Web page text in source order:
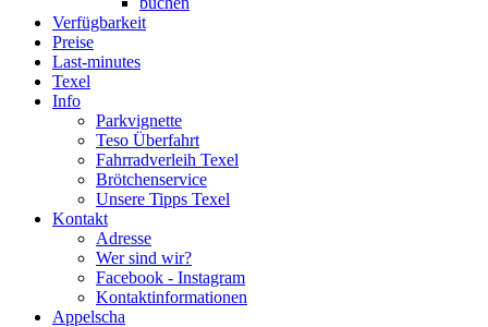
Verfügbarkeit
Preise
Last-minutes
Texel
Info
Parkvignette
Teso Überfahrt
Fahrradverleih Texel
Brötchenservice
Unsere Tipps Texel
Kontakt
Adresse
Wer sind wir?
Facebook - Instagram
Kontaktinformationen
Appelscha